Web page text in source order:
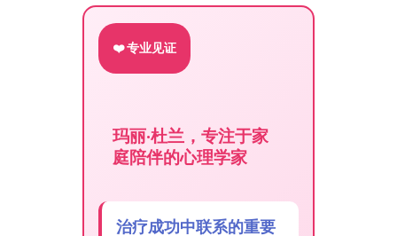
❤️ 专业见证
玛丽·杜兰，专注于家
庭陪伴的心理学家
治疗成功中联系的重要